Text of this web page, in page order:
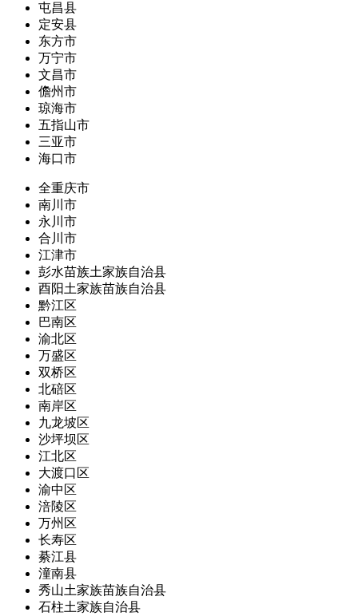
屯昌县
定安县
东方市
万宁市
文昌市
儋州市
琼海市
五指山市
三亚市
海口市
全重庆市
南川市
永川市
合川市
江津市
彭水苗族土家族自治县
酉阳土家族苗族自治县
黔江区
巴南区
渝北区
万盛区
双桥区
北碚区
南岸区
九龙坡区
沙坪坝区
江北区
大渡口区
渝中区
涪陵区
万州区
长寿区
綦江县
潼南县
秀山土家族苗族自治县
石柱土家族自治县